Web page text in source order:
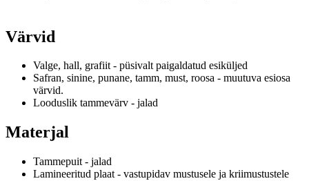
Värvid
Valge, hall, grafiit - püsivalt paigaldatud esiküljed
Safran, sinine, punane, tamm, must, roosa - muutuva esiosa
värvid.
Looduslik tammevärv - jalad
Materjal
Tammepuit - jalad
Lamineeritud plaat - vastupidav mustusele ja kriimustustele